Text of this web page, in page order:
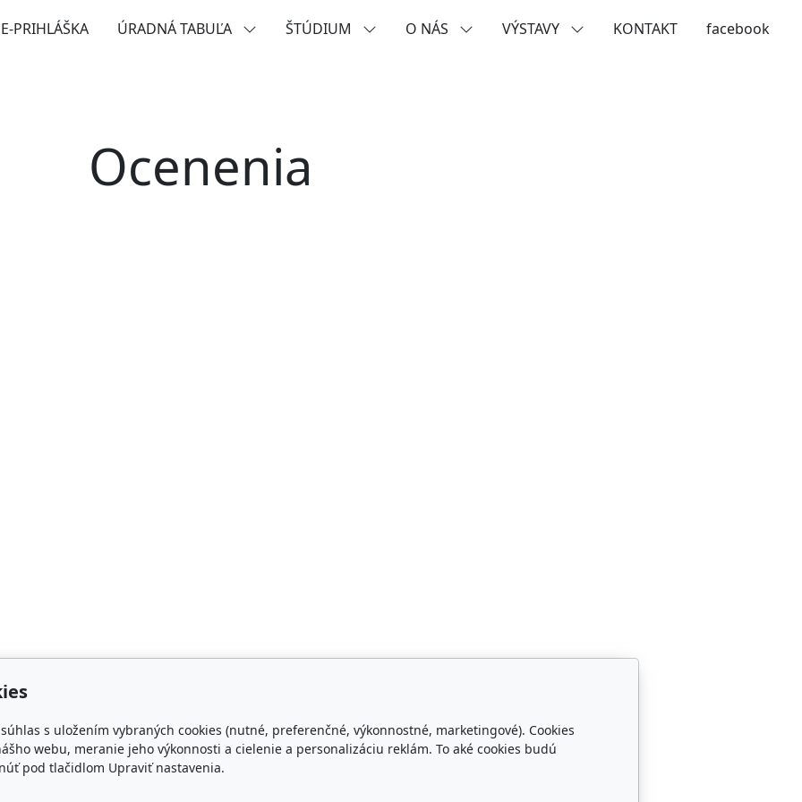
E-PRIHLÁŠKA ÚRADNÁ TABUĽA ŠTÚDIUM O NÁS VÝSTAVY KONTAKT facebook
Ocenenia
s uložením vybraných cookies (nutné, preferenčné, výkonnostné, marketingové). Cookies
webu, meranie jeho výkonnosti a cielenie a personalizáciu reklám. To aké cookies budú
pod tlačidlom Upraviť nastavenia.